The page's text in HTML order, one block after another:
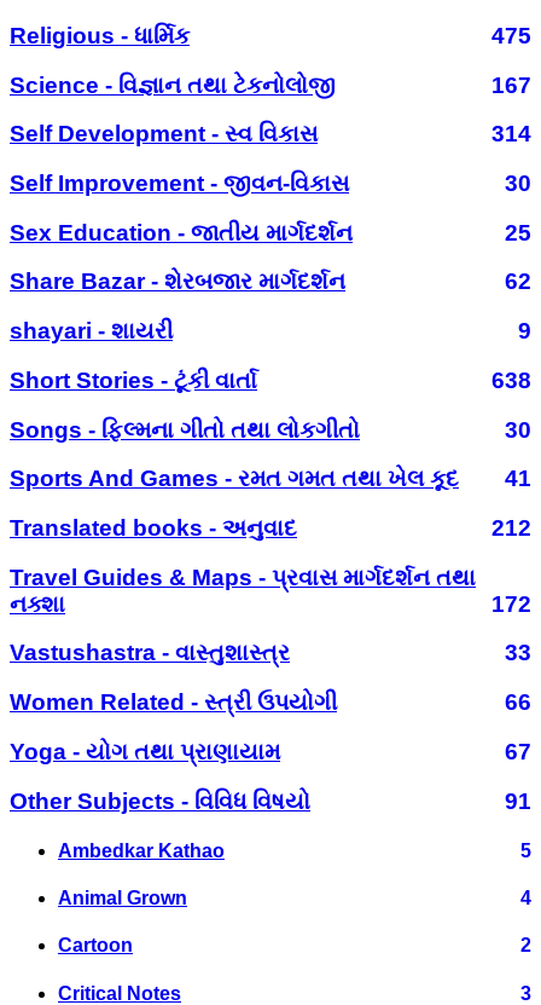
Religious - ધાર્મિક
475
Science - વિજ્ઞાન તથા ટેકનોલોજી
167
Self Development - સ્વ વિકાસ
314
Self Improvement - જીવન-વિકાસ
30
Sex Education - જાતીય માર્ગદર્શન
25
Share Bazar - શેરબજાર માર્ગદર્શન
62
shayari - શાયરી
9
Short Stories - ટૂંકી વાર્તા
638
Songs - ફિલ્મના ગીતો તથા લોકગીતો
30
Sports And Games - રમત ગમત તથા ખેલ કૂદ
41
Translated books - અનુવાદ
212
Travel Guides & Maps - પ્રવાસ માર્ગદર્શન તથા
નક્શા
172
Vastushastra - વાસ્તુશાસ્ત્ર
33
Women Related - સ્ત્રી ઉપયોગી
66
Yoga - યોગ તથા પ્રાણાયામ
67
Other Subjects - વિવિધ વિષયો
91
Ambedkar Kathao 5
Animal Grown 4
Cartoon 2
Critical Notes 3